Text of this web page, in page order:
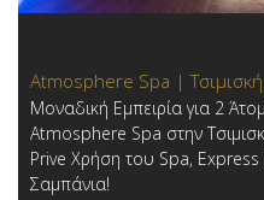
Atmosphere Spa | Τσιμισκή
Μοναδική Εμπειρία για 2
Atmosphere Spa στην
Prive Χρήση του Spa,
Σαμπάνια!